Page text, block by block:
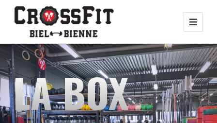
LA BOX